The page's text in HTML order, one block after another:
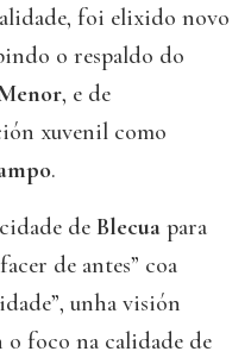
foi elixido novo
o respaldo do
, e de
xuvenil como
.
de Blecua para
de antes” coa
unha visión
o foco na calidade de